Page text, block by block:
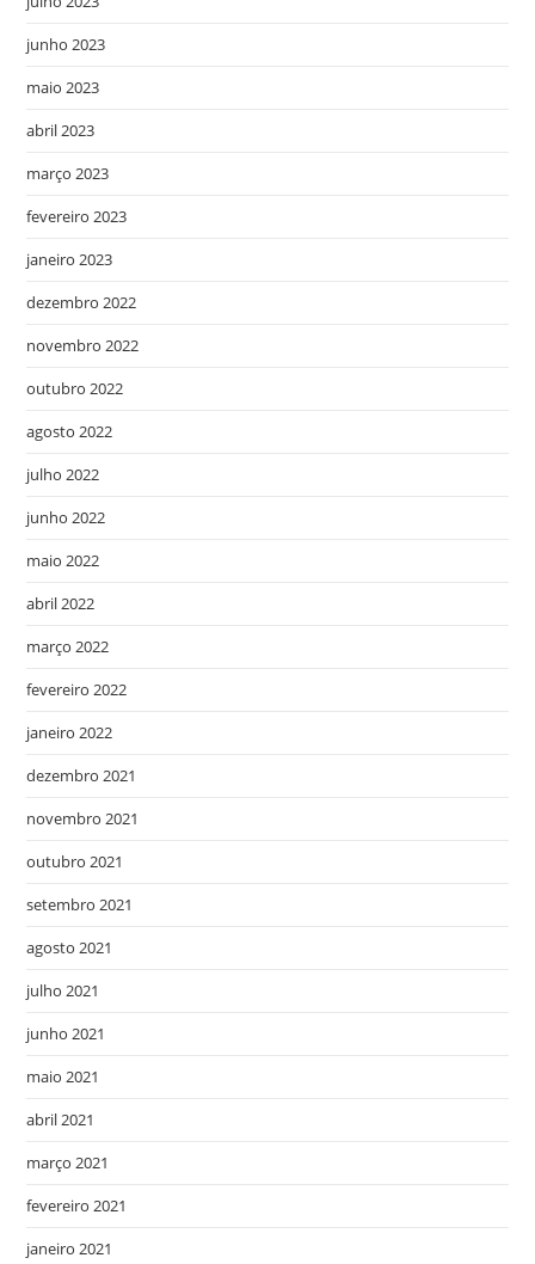
junho 2023
maio 2023
abril 2023
março 2023
fevereiro 2023
janeiro 2023
dezembro 2022
novembro 2022
outubro 2022
agosto 2022
julho 2022
junho 2022
maio 2022
abril 2022
março 2022
fevereiro 2022
janeiro 2022
dezembro 2021
novembro 2021
outubro 2021
setembro 2021
agosto 2021
julho 2021
junho 2021
maio 2021
abril 2021
março 2021
fevereiro 2021
janeiro 2021